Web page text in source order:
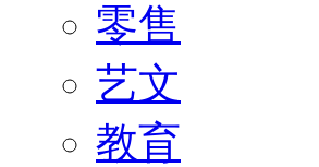
零售
艺文
教育